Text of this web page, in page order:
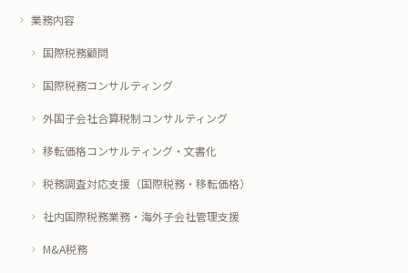
業務内容
国際税務顧問
国際税務コンサルティング
外国子会社合算税制コンサルティング
移転価格コンサルティング・文書化
税務調査対応支援（国際税務・移転価格）
社内国際税務業務・海外子会社管理支援
M&A税務